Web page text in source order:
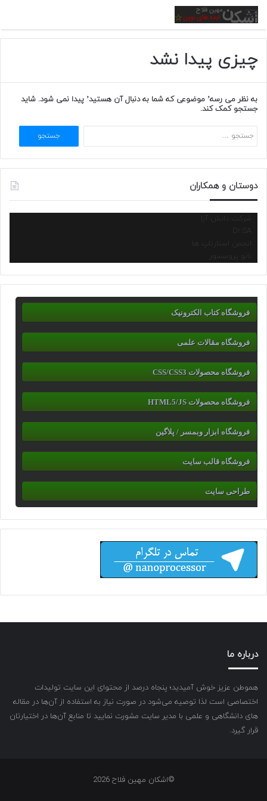
منو
چیزی پیدا نشد
به نظر می رسه’ موضوعی که شما به دنبال آن هستید’ پیدا نمی شود. شاید
جستجو کمک کند.
برای:
دوستان و همکاران
شرکت دانش آرا
انجمن استارتاپ ها
نانو پروسسور
فروشگاه کتاب الکترونیک
فروشگاه مقالات علمی
فروشگاه محصولات CSS/CSS3
فروشگاه محصولات HTML5/JS
فروشگاه ابزار وبمسر / پلاگین
فروشگاه قالب سایت
طراحی سایت
درباره ما
هموطن عزیز خوش آمیدید؛ پنجاه درصد از محتوای این سایت تولیدات
اختصاصی است لذا توصیه می‌شود در صورت نیاز به استفاده از آن‌ها در مقاله
های دانشگاهی و علمی با مدیر سایت مشورت نمایید تا منابع آن‌ها در اختیارتان
قرار گیرد.
©اشکان مهین فلاح 2026